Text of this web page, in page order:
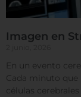
Imagen en
En un evento
Cada minuto que
células